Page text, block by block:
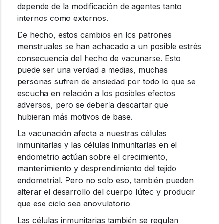
depende de la modificación de agentes tanto
internos como externos.
De hecho, estos cambios en los patrones
menstruales se han achacado a un posible estrés
consecuencia del hecho de vacunarse. Esto
puede ser una verdad a medias, muchas
personas sufren de ansiedad por todo lo que se
escucha en relación a los posibles efectos
adversos, pero se debería descartar que
hubieran más motivos de base.
La vacunación afecta a nuestras células
inmunitarias y las células inmunitarias en el
endometrio actúan sobre el crecimiento,
mantenimiento y desprendimiento del tejido
endometrial. Pero no solo eso, también pueden
alterar el desarrollo del cuerpo lúteo y producir
que ese ciclo sea anovulatorio.
Las células inmunitarias también se regulan